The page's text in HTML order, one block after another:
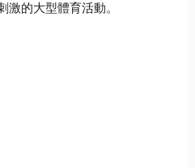
激的大型體育活動。